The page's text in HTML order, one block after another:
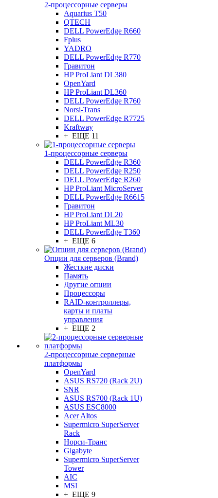
2-процессорные серверы
Aquarius T50
QTECH
DELL PowerEdge R660
Fplus
YADRO
DELL PowerEdge R770
Гравитон
HP ProLiant DL380
OpenYard
HP ProLiant DL360
DELL PowerEdge R760
Norsi-Trans
DELL PowerEdge R7725
Kraftway
+ ЕЩЕ 11
1-процессорные серверы
DELL PowerEdge R360
DELL PowerEdge R250
DELL PowerEdge R260
HP ProLiant MicroServer
DELL PowerEdge R6615
Гравитон
HP ProLiant DL20
HP ProLiant ML30
DELL PowerEdge T360
+ ЕЩЕ 6
Опции для серверов (Brand)
Жесткие диски
Память
Другие опции
Процессоры
RAID-контроллеры,
карты и платы
управления
+ ЕЩЕ 2
2-процессорные серверные
платформы
OpenYard
ASUS RS720 (Rack 2U)
SNR
ASUS RS700 (Rack 1U)
ASUS ESC8000
Acer Altos
Supermicro SuperServer
Rack
Норси-Транс
Gigabyte
Supermicro SuperServer
Tower
AIC
MSI
+ ЕЩЕ 9